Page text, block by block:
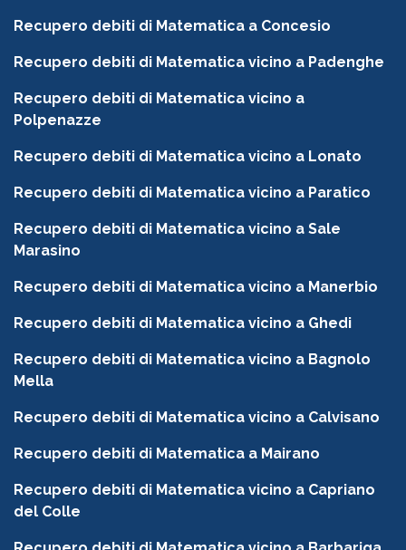
Recupero debiti di Matematica a Concesio
Recupero debiti di Matematica vicino a Padenghe
Recupero debiti di Matematica vicino a
Polpenazze
Recupero debiti di Matematica vicino a Lonato
Recupero debiti di Matematica vicino a Paratico
Recupero debiti di Matematica vicino a Sale
Marasino
Recupero debiti di Matematica vicino a Manerbio
Recupero debiti di Matematica vicino a Ghedi
Recupero debiti di Matematica vicino a Bagnolo
Mella
Recupero debiti di Matematica vicino a Calvisano
Recupero debiti di Matematica a Mairano
Recupero debiti di Matematica vicino a Capriano
del Colle